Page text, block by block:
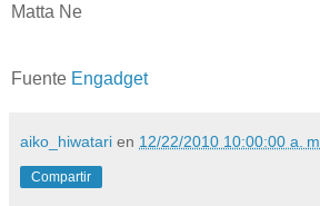
Matta Ne
Fuente Engadget
aiko_hiwatari en 12/22/2010 10:00:00 a. m.
Compartir